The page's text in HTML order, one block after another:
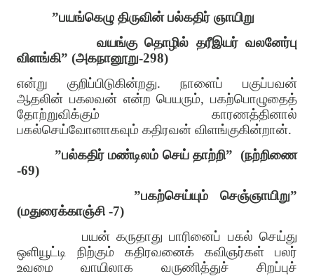
”பயங்கெழு திருவின் பல்கதிர் ஞாயிறு
வயங்கு தொழில் தரீஇயர் வலனேர்பு
விளங்கி” (அகநானூறு-298)
என்று குறிப்பிடுகின்றது. நாளைப் பகுப்பவன்
ஆதலின் பகலவன் என்ற பெயரும், பகற்பொழுதைத்
தோற்றுவிக்கும் காரணத்தினால்
பகல்செய்வோனாகவும் கதிரவன் விளங்குகின்றான்.
”பல்கதிர் மண்டிலம் செய் தாற்றி” (நற்றிணை
-69)
”பகற்செய்யும் செஞ்ஞாயிறு”
(மதுரைக்காஞ்சி -7)
பயன் கருதாது பாரினைப் பகல் செய்து
ஒளியூட்டி நிற்கும் கதிரவனைக் கவிஞர்கள் பலர்
உவமை வாயிலாக வருணித்துச் சிறப்புச்